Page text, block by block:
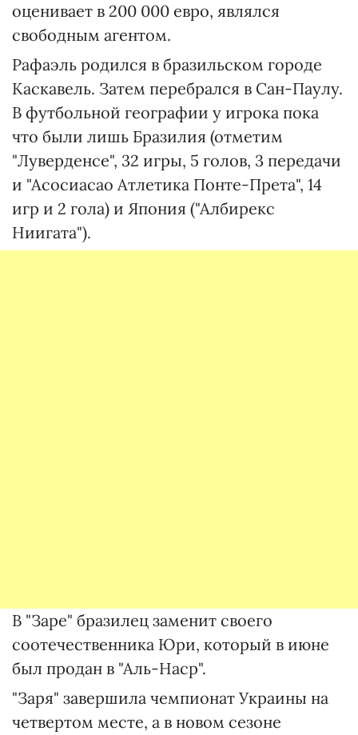
оценивает в 200 000 евро, являлся
свободным агентом.
Рафаэль родился в бразильском городе
Каскавель. Затем перебрался в Сан-Паулу.
В футбольной географии у игрока пока
что были лишь Бразилия (отметим
"Луверденсе", 32 игры, 5 голов, 3 передачи
и "Асосиасао Атлетика Понте-Прета", 14
игр и 2 гола) и Япония ("Албирекс
Ниигата").
В "Заре" бразилец заменит своего
соотечественника Юри, который в июне
был продан в "Аль-Наср".
"Заря" завершила чемпионат Украины на
четвертом месте, а в новом сезоне